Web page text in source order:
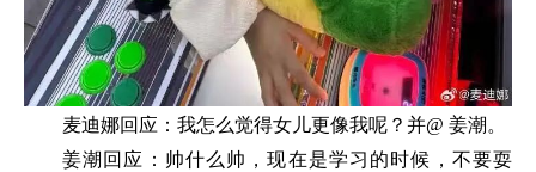
麦迪娜回应：我怎么觉得女儿更像我呢？并@ 姜潮。
姜潮回应：帅什么帅，现在是学习的时候，不要耍